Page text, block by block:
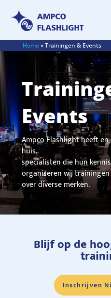
Home»Trainingen & Events
Events
Ampco Flashlight heeft
huis,
specialisten die hun
organiseren wij
over diverse merken.
Blijf op de
Inschrijven